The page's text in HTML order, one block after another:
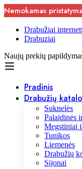
Nemokamas
Drabužiai
Drabuziai
Naujų prekių
Pradinis
Drabužių
Suknelės
Palaidinės
Megstiniai
Tunikos
Liemenės
Drabužių
Sijonai